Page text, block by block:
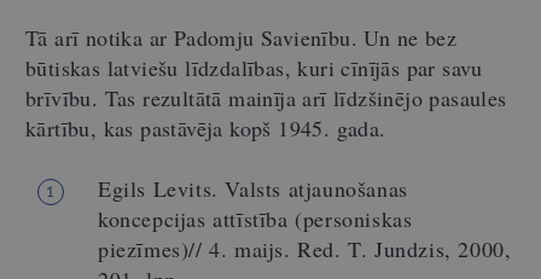
Tā arī notika ar Padomju Savienību. Un ne bez
būtiskas latviešu līdzdalības, kuri cīnījās par savu
brīvību. Tas rezultātā mainīja arī līdzšinējo pasaules
kārtību, kas pastāvēja kopš 1945. gada.
1
Egils Levits. Valsts atjaunošanas
koncepcijas attīstība (personiskas
piezīmes)// 4. maijs. Red. T. Jundzis, 2000,